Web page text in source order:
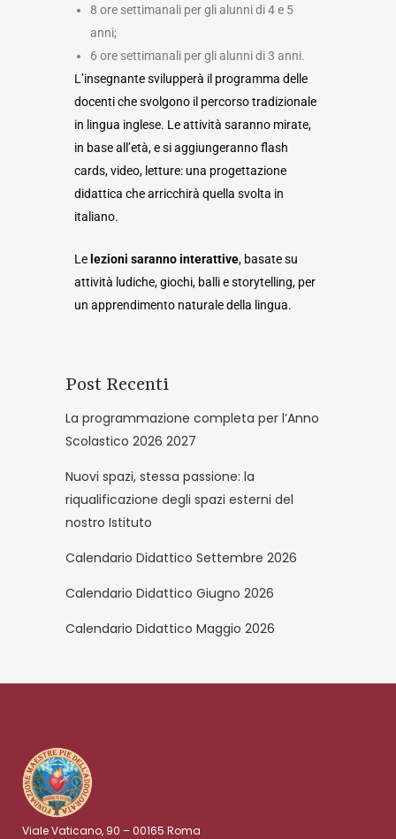
8 ore settimanali per gli alunni di 4 e 5
anni;
6 ore settimanali per gli alunni di 3 anni.
L’insegnante svilupperà il programma delle
docenti che svolgono il percorso tradizionale
in lingua inglese. Le attività saranno mirate,
in base all’età, e si aggiungeranno flash
cards, video, letture: una progettazione
didattica che arricchirà quella svolta in
italiano.
Le lezioni saranno interattive, basate su
attività ludiche, giochi, balli e storytelling, per
un apprendimento naturale della lingua.
Post Recenti
La programmazione completa per l’Anno
Scolastico 2026 2027
Nuovi spazi, stessa passione: la
riqualificazione degli spazi esterni del
nostro Istituto
Calendario Didattico Settembre 2026
Calendario Didattico Giugno 2026
Calendario Didattico Maggio 2026
Viale Vaticano, 90 – 00165 Roma